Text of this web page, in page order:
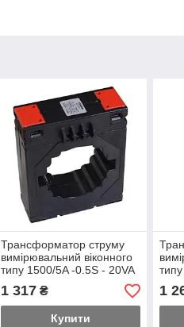
Трансформатор струму
вимірювальний віконного
типу 1500/5A -0.5S - 20VA
- 80мм
1 317₴
Купити
-
1